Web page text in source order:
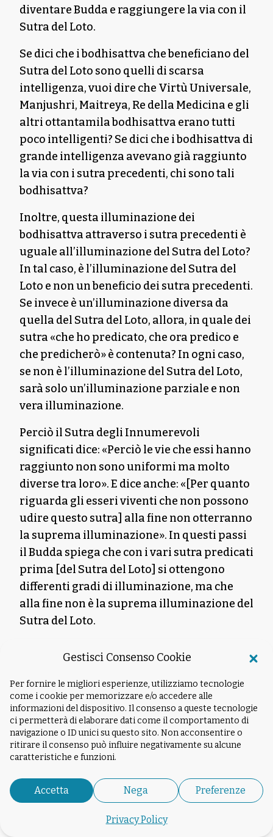
diventare Budda e raggiungere la via con il
Sutra del Loto.
Se dici che i bodhisattva che beneficiano del
Sutra del Loto sono quelli di scarsa
intelligenza, vuoi dire che Virtù Universale,
Manjushri, Maitreya, Re della Medicina e gli
altri ottantamila bodhisattva erano tutti
poco intelligenti? Se dici che i bodhisattva di
grande intelligenza avevano già raggiunto
la via con i sutra precedenti, chi sono tali
bodhisattva?
Inoltre, questa illuminazione dei
bodhisattva attraverso i sutra precedenti è
uguale all’illuminazione del Sutra del Loto?
In tal caso, è l’illuminazione del Sutra del
Loto e non un beneficio dei sutra precedenti.
Se invece è un’illuminazione diversa da
quella del Sutra del Loto, allora, in quale dei
sutra «che ho predicato, che ora predico e
che predicherò» è contenuta? In ogni caso,
se non è l’illuminazione del Sutra del Loto,
sarà solo un’illuminazione parziale e non
vera illuminazione.
Perciò il Sutra degli Innumerevoli
significati dice: «Perciò le vie che essi hanno
raggiunto non sono uniformi ma molto
diverse tra loro». E dice anche: «[Per quanto
riguarda gli esseri viventi che non possono
udire questo sutra] alla fine non otterranno
la suprema illuminazione». In questi passi
il Budda spiega che con i vari sutra predicati
prima [del Sutra del Loto] si ottengono
differenti gradi di illuminazione, ma che
alla fine non è la suprema illuminazione del
Sutra del Loto.
duemiladuecentotrent’anni dalla
scomparsa del Budda, qual è fra tutti i sutra
quello adatto al nostro tempo, quello che
deve essere propagato e che benefica tutti
gli esseri viventi?
La presente epoca corrisponde al quinto dei
cinque periodi di cinquecento anni di cui
parla il Sutra della Grande raccolta. Questo
definito un’epoca di dispute e conflitti in cui
Gestisci Consenso Cookie
Per fornire le migliori esperienze, utilizziamo tecnologie
come i cookie per memorizzare e/o accedere alle
informazioni del dispositivo. Il consenso a queste tecnologie
ci permetterà di elaborare dati come il comportamento di
navigazione o ID unici su questo sito. Non acconsentire o
ritirare il consenso può influire negativamente su alcune
caratteristiche e funzioni.
Accetta Nega Preferenze
Privacy Policy